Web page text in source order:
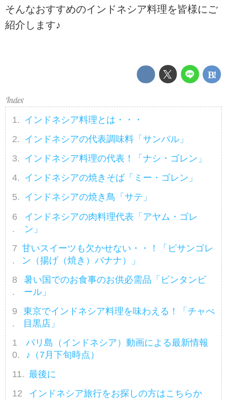
そんなおすすめのインドネシア料理を皆様にご
紹介します♪
インドネシア料理とは・・・
インドネシアの代表調味料「サンバル」
インドネシア料理の代表！「ナシ・ゴレン」
インドネシアの焼きそば「ミー・ゴレン」
インドネシアの焼き鳥「サテ」
インドネシアの肉料理代表「アヤム・ゴレ
ン」
甘いスイーツも欠かせない・・！「ピサンゴレ
ン（揚げ（焼き）バナナ）」
暑い国でのお食事のお供必需品「ビンタンビ
ール」
東京でインドネシア料理を味わえる！「チャべ
目黒店」
バリ島（インドネシア）動画による最新情報
♪（7月下旬時点）
最後に
インドネシア旅行をお探しの方はこちらか